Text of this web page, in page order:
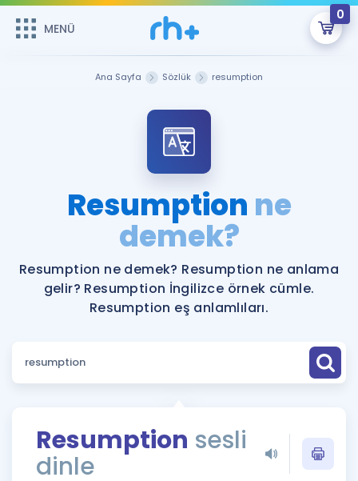
MENÜ
0
Şifremi Hatırlamıyorum
Sepetin Şu An Boş.
Remzi Hoca ile seni sınava hazırlayacak onlarca eğitim seni
bekliyor!
MENÜ
Katılımcı Görüşleri
Faydalı Araçlar
Ücretsiz Kaynaklar
Puan Hesaplama
ÖSYM Sınav Takvimi
İngilizce Gramer
Ana Sayfa Sözlük resumption
Resumption ne
demek?
Resumption ne demek? Resumption ne anlama
gelir? Resumption İngilizce örnek cümle.
Resumption eş anlamlıları.
Resumption sesli
dinle